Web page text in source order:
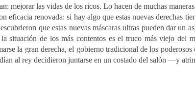
mejorar las vidas de los ricos. Lo hacen de muchas
renovada: si hay algo que estas nuevas derechas
que estas nuevas máscaras ultras pueden dar un
situación de los más contentos es el truco más viejo del
la gran derecha, el gobierno tradicional de los
al rey decidieron juntarse en un costado del salón —y